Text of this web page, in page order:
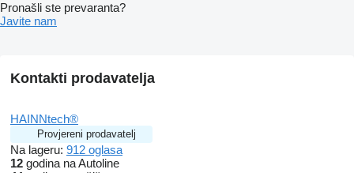
Pronašli ste prevaranta?
Javite nam
Kontakti prodavatelja
HAINNtech®
Provjereni prodavatelj
Na lageru: 912 oglasa
12 godina na Autoline